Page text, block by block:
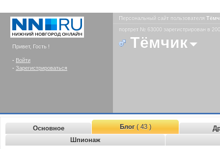
Привет, Гость !
- Войти
- Зарегистрироваться
Персональный сайт пользователя
портрет № 63000 зарегистрирован в
Тёмчик
Основное Блог( 43 )
Шпионаж